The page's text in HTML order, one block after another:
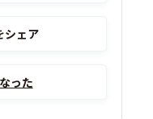
シェア
った